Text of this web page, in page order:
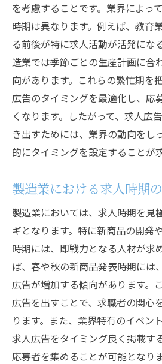
を考慮することです。業界によっ
時期は異なります。例えば、教育
る前後が特に求人活動が活発にな
造業では季節ごとの生産計画に合
向があります。これらの繁忙期を
広告のタイミングを最適化し、応
くなります。したがって、求人広
き出すためには、業界の動向をし
的にタイミングを設定することが
製造業における求人時期
製造業においては、求人時期を見
ギとなります。特に新商品の開発
時期には、即戦力となる人材が求
ば、春や秋の新商品発表時期には
広告が増加する傾向があります。
広告を出すことで、求職者の関心
ります。また、業界特有のイベン
求人広告をタイミング良く掲載す
応募者を集めることが可能となり